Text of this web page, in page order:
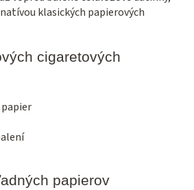
y
p
klasických papierových
cigaretových
papierov